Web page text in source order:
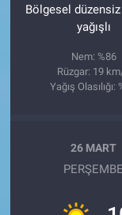
Bölgesel
yağışlı
Nem: %86
Rüzgar: 19
Yağış Olasılığı:
26 MART
PERŞEMBE